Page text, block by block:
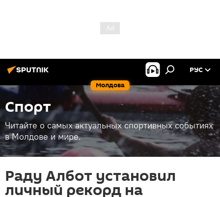
Молдова
РУС
Спорт
Читайте о самых актуальных спортивных событиях
в Молдове и мире.
Раду Албот установил
личный рекорд на